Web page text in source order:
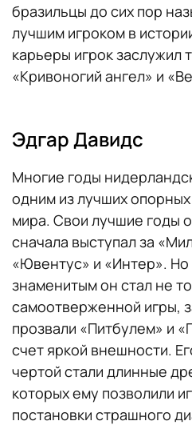
бразильцы до сих пор
лучшим игроком в
карьеры игрок заслужил
«Кривоногий ангел» и
Эдгар Давидс
Многие годы
одним из лучших
мира. Свои лучшие годы
сначала выступал за
«Ювентус» и «Интер».
знаменитым он стал не
самоотверженной игры,
прозвали «Питбулем» и
счет яркой внешности.
чертой стали длинные
которых ему позволили
постановки страшного